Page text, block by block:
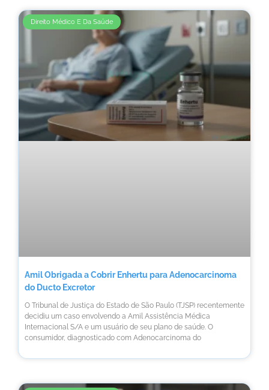
Direito Médico E Da Saúde
Amil Obrigada a Cobrir Enhertu para Adenocarcinoma
do Ducto Excretor
O Tribunal de Justiça do Estado de São Paulo (TJSP) recentemente
decidiu um caso envolvendo a Amil Assistência Médica
Internacional S/A e um usuário de seu plano de saúde. O
consumidor, diagnosticado com Adenocarcinoma do